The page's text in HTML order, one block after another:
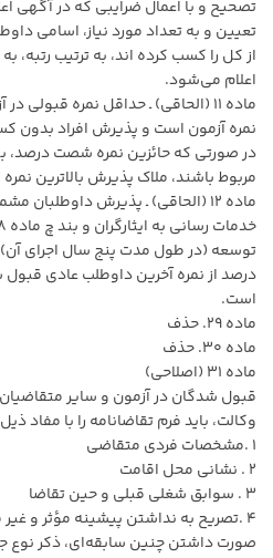
تصحیح و با اعمال ضرایبی که در آگهی
تعیین و به تعداد مورد نیاز، اسامی
از کل را کسب کرده اند، به ترتیب رتبه،
اعلام می‌شود.
ماده ۱۱ (الحاقی) ـ حداقل نمره
نمره آزمون است و پذیرش افراد بدون
در صورتی که حائزین نمره شصت درصد،
مربوط باشند، ملاک پذیرش بالاترین
درصد از نمره آخرین داوطلب عادی
است.
ماده ۲۹. حذف
ماده ۳۰. حذف
ماده ۳۱ (اصلاحی)
قبول شدگان در آزمون و سایر متقاضیان
وکالت، باید فرم تقاضانامه را با مفاد
۱ .مشخصات فردی متقاضی
۲ . نشانی محل اقامت
۳ . سوابق شغلی قبلی و حین تقاضا
۴ .تصریح به نداشتن پیشینه مؤثر و
صورت داشتن چنین سابقه‌ای، ذکر نوع